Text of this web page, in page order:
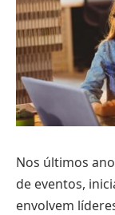
Nos últimos
de eventos,
envolvem